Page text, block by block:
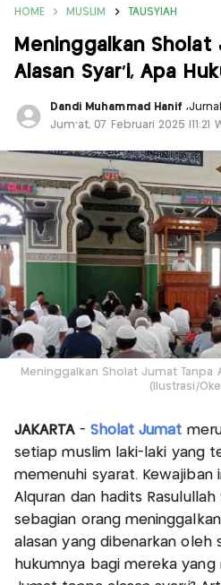
HOME MUSLIM TAUSYIAH
Meninggalkan Sholat
Alasan Syar’i, Apa
Dandi Muhammad Hanif,
Jum'at, 07 Februari 2025 |11:21
Meninggalkan Sholat Jumat Tanpa
(Ilustrasi/
JAKARTA- Sholat Jumat
setiap muslim laki-laki yang
memenuhi syarat. Kewajiban
Alquran dan hadits Rasulullah
sebagian orang
alasan yang dibenarkan oleh
hukumnya bagi mereka